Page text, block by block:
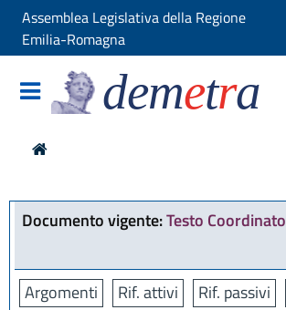
Assemblea Legislativa della Regione
Emilia-Romagna
demetra
Documento vigente:Testo Coordinato
Argomenti Rif. attivi Rif. passivi